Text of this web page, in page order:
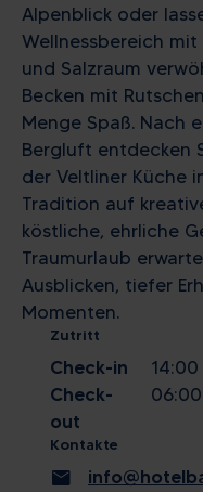
Alpenblick oder
Wellnessbereich mit
und Salzraum
Becken mit
Menge Spaß. Nach
Bergluft entdecken
der Veltliner Küche
Tradition auf
köstliche, ehrliche
Traumurlaub
Ausblicken, tiefer
Momenten.
Zutritt
Check-in
Check-
out
Kontakte
mail